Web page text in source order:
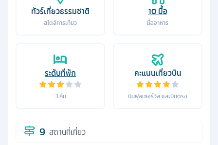
ทัวร์เที่ยวธรรมชาติ
สไตล์การเที่ยว
10มื้อ
มื้ออาหาร
ระดับที่พัก
3คืน
คะแนนเที่ยวบิน
บินฟูลเซอร์วิส และบินตรง
9 สถานที่เที่ยว